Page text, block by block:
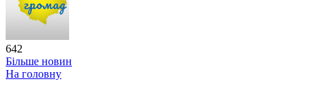
642
Більше новин
На головну